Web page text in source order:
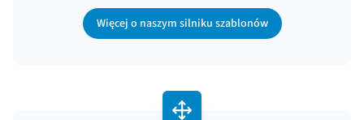
Więcej o naszym silniku szablonów